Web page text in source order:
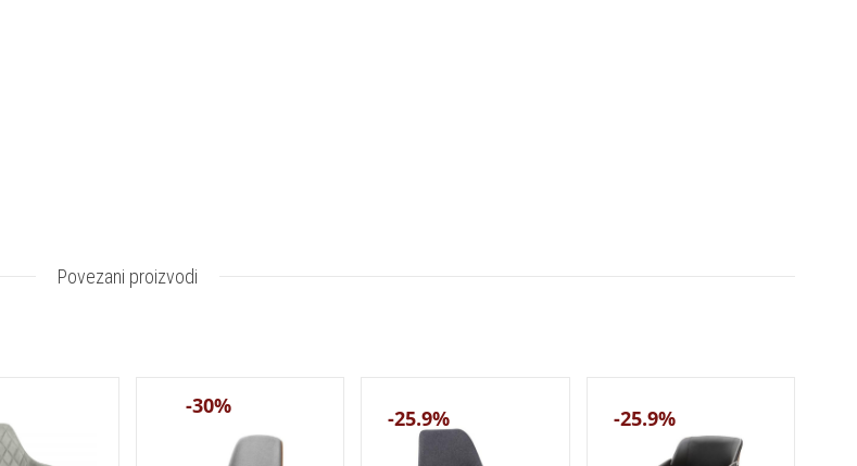
Povezani proizvodi
-30% -25.9% -25.9%